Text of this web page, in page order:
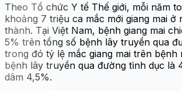
Theo Tổ chức Y tế Thế giới, mỗi năm
khoảng 7 triệu ca mắc mới giang mai ở
thành. Tại Việt Nam, bệnh giang mai
5% trên tổng số bệnh lây truyền qua
trong đó tỷ lệ mắc giang mai trên bệnh
bệnh lây truyền qua đường tình dục là
dâm 4,5%.